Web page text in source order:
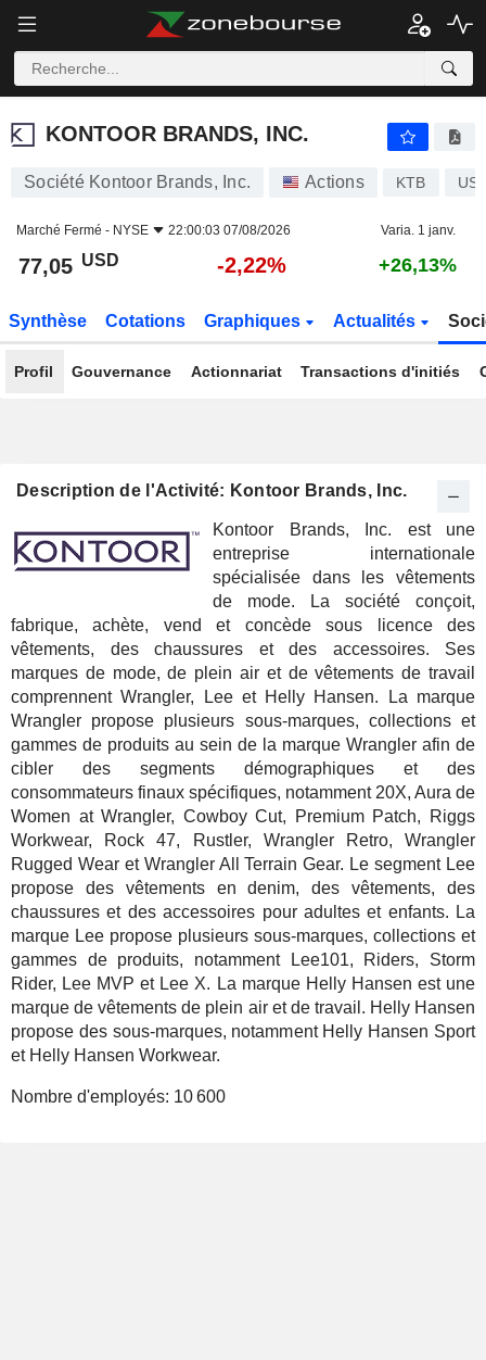
KONTOOR BRANDS, INC.
KONTOOR BRANDS, INC.
Société Kontoor Brands, Inc. Actions KTB
Marché Fermé - NYSE 22:00:03 07/08/2026 Varia. 1 janv.
77,05 USD -2,22% +26,13%
Synthèse Cotations Graphiques Actualités
Profil Gouvernance Actionnariat Transactions d'initiés
Description de l'Activité: Kontoor Brands, Inc.
Kontoor Brands, Inc. est une
entreprise internationale
spécialisée dans les vêtements
de mode. La société conçoit,
fabrique, achète, vend et concède sous licence des
vêtements, des chaussures et des accessoires. Ses
marques de mode, de plein air et de vêtements de travail
comprennent Wrangler, Lee et Helly Hansen. La marque
Wrangler propose plusieurs sous-marques, collections et
gammes de produits au sein de la marque Wrangler afin de
cibler des segments démographiques et des
consommateurs finaux spécifiques, notamment 20X, Aura de
Women at Wrangler, Cowboy Cut, Premium Patch, Riggs
Workwear, Rock 47, Rustler, Wrangler Retro, Wrangler
Rugged Wear et Wrangler All Terrain Gear. Le segment Lee
propose des vêtements en denim, des vêtements, des
chaussures et des accessoires pour adultes et enfants. La
marque Lee propose plusieurs sous-marques, collections et
gammes de produits, notamment Lee101, Riders, Storm
Rider, Lee MVP et Lee X. La marque Helly Hansen est une
marque de vêtements de plein air et de travail. Helly Hansen
propose des sous-marques, notamment Helly Hansen Sport
et Helly Hansen Workwear.
Nombre d'employés: 10 600